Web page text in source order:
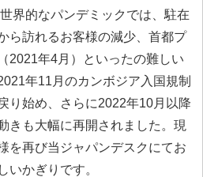
界的なパンデミックでは、駐在
ら訪れるお客様の減少、首都プ
2021年4月）といったの難しい
年11月のカンボジア入国規制
り始め、さらに2022年10月以降
きも大幅に再開されました。現
を再び当ジャパンデスクにてお
いかぎりです。